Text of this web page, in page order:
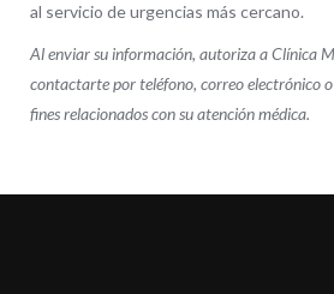
al servicio de urgencias más cercano.
Al enviar su información, autoriza a Clínica
contactarte por teléfono, correo electrónico
fines relacionados con su atención médica.